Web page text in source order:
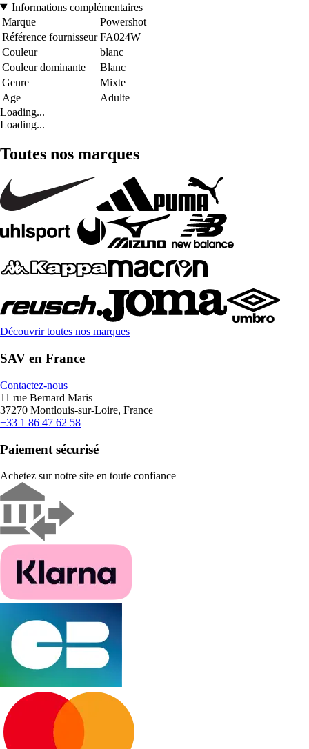
Informations complémentaires
Marque
Powershot
Référence fournisseur FA024W
Couleur
blanc
Couleur dominante
Blanc
Genre
Mixte
Age
Adulte
Loading...
Loading...
Toutes nos marques
Découvrir toutes nos marques
SAV en France
Contactez-nous
11 rue Bernard Maris
37270 Montlouis-sur-Loire, France
+33 1 86 47 62 58
Paiement sécurisé
Achetez sur notre site en toute confiance